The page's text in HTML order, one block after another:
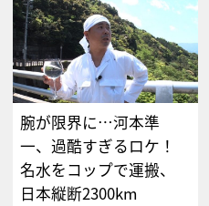
腕が限界に…河本準
一、過酷すぎるロケ！
名水をコップで運搬、
日本縦断2300km